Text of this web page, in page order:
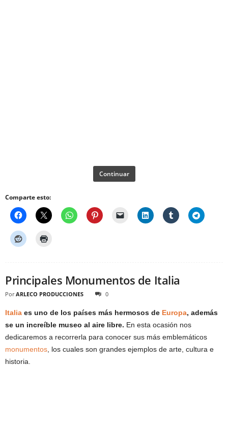
Continuar
Comparte esto:
Principales Monumentos de Italia
Por ARLECO PRODUCCIONES 0
Italia es uno de los países más hermosos de Europa, además
se un increíble museo al aire libre. En esta ocasión nos
dedicaremos a recorrerla para conocer sus más emblemáticos
monumentos, los cuales son grandes ejemplos de arte, cultura e
historia.